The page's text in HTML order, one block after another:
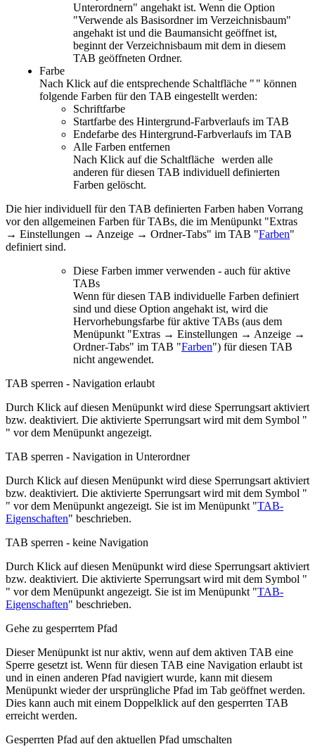
Unterordnern" angehakt ist. Wenn die Option
"Verwende als Basisordner im Verzeichnisbaum"
angehakt ist und die Baumansicht geöffnet ist,
beginnt der Verzeichnisbaum mit dem in diesem
TAB geöffneten Ordner.
Farbe
Nach Klick auf die entsprechende Schaltfläche " " können
folgende Farben für den TAB eingestellt werden:
Schriftfarbe
Startfarbe des Hintergrund-Farbverlaufs im TAB
Endefarbe des Hintergrund-Farbverlaufs im TAB
Alle Farben entfernen
Nach Klick auf die Schaltfläche werden alle
anderen für diesen TAB individuell definierten
Farben gelöscht.
Die hier individuell für den TAB definierten Farben haben Vorrang
vor den allgemeinen Farben für TABs, die im Menüpunkt "Extras
→ Einstellungen → Anzeige → Ordner-Tabs" im TAB "Farben"
definiert sind.
Diese Farben immer verwenden - auch für aktive
TABs
Wenn für diesen TAB individuelle Farben definiert
sind und diese Option angehakt ist, wird die
Hervorhebungsfarbe für aktive TABs (aus dem
Menüpunkt "Extras → Einstellungen → Anzeige →
Ordner-Tabs" im TAB "Farben") für diesen TAB
nicht angewendet.
TAB sperren - Navigation erlaubt
Durch Klick auf diesen Menüpunkt wird diese Sperrungsart aktiviert
bzw. deaktiviert. Die aktivierte Sperrungsart wird mit dem Symbol "
" vor dem Menüpunkt angezeigt.
TAB sperren - Navigation in Unterordner
Durch Klick auf diesen Menüpunkt wird diese Sperrungsart aktiviert
bzw. deaktiviert. Die aktivierte Sperrungsart wird mit dem Symbol "
" vor dem Menüpunkt angezeigt. Sie ist im Menüpunkt "TAB-
Eigenschaften" beschrieben.
TAB sperren - keine Navigation
Durch Klick auf diesen Menüpunkt wird diese Sperrungsart aktiviert
bzw. deaktiviert. Die aktivierte Sperrungsart wird mit dem Symbol "
" vor dem Menüpunkt angezeigt. Sie ist im Menüpunkt "TAB-
Eigenschaften" beschrieben.
Gehe zu gesperrtem Pfad
Dieser Menüpunkt ist nur aktiv, wenn auf dem aktiven TAB eine
Sperre gesetzt ist. Wenn für diesen TAB eine Navigation erlaubt ist
und in einen anderen Pfad navigiert wurde, kann mit diesem
Menüpunkt wieder der ursprüngliche Pfad im Tab geöffnet werden.
Dies kann auch mit einem Doppelklick auf den gesperrten TAB
erreicht werden.
Gesperrten Pfad auf den aktuellen Pfad umschalten